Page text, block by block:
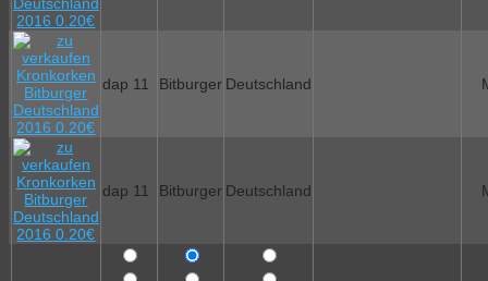
dap 11 Bitburger Deutschland
dap 11 Bitburger Deutschland